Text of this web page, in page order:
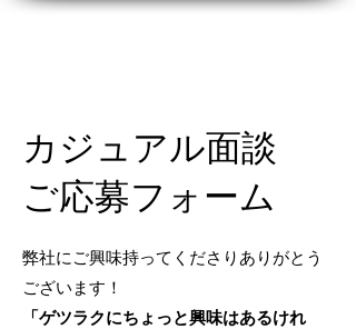
カジュアル面談
ご応募フォーム
弊社にご興味持ってくださりありがとう
ございます！
「ゲツラクにちょっと興味はあるけれ